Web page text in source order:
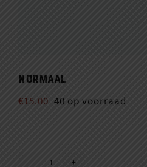
Normaal
€15.00 40 op voorraad